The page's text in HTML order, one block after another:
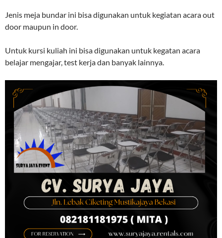
Jenis meja bundar ini bisa digunakan untuk kegiatan acara out
door maupun in door.
Untuk kursi kuliah ini bisa digunakan untuk kegatan acara
belajar mengajar, test kerja dan banyak lainnya.